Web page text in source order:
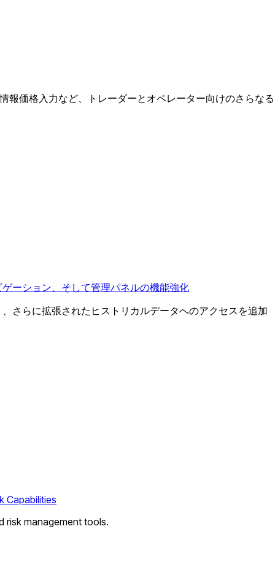
報価格入力など、トレーダーとオペレーター向けのさらなる
ーション、そして管理パネルの機能強化
さらに拡張されたヒストリカルデータへのアクセスを追加
Capabilities
risk management tools.